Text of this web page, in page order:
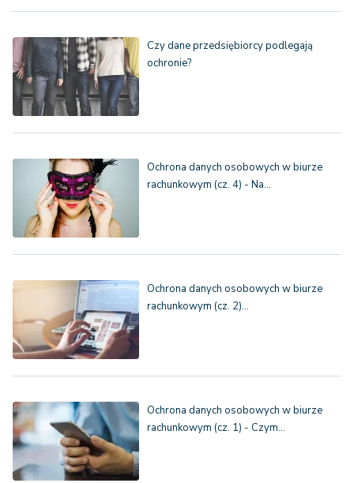
Czy dane przedsiębiorcy podlegają
ochronie?
Ochrona danych osobowych w biurze
rachunkowym (cz. 4) - Na…
Ochrona danych osobowych w biurze
rachunkowym (cz. 2)…
Ochrona danych osobowych w biurze
rachunkowym (cz. 1) - Czym…